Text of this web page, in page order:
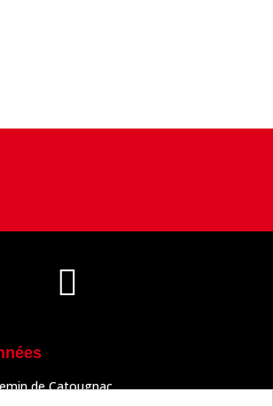
de Catougnac